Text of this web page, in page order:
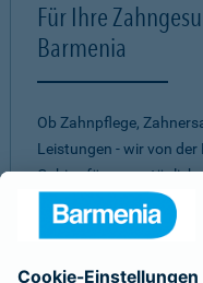
Für Ihre
Barmenia
Ob Zahnpflege,
Leistungen - wir von
Gebiss für unser
Anliegen, Ihnen ein
Vorsorge-Paketzu